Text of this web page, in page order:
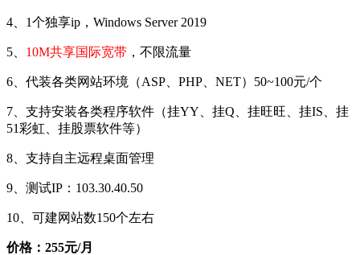
4、1个独享ip，Windows Server 2019
5、 10M共享国际宽带 ，不限流量
6、代装各类网站环境（ASP、PHP、NET）50~100元/个
7、支持安装各类程序软件（挂YY、挂Q、挂旺旺、挂IS、挂
51彩虹、挂股票软件等）
8、支持自主远程桌面管理
9、测试IP：103.30.40.50
10、可建网站数150个左右
价格：255元/月